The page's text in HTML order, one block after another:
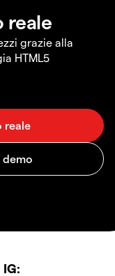
reale
grazie alla
HTML5